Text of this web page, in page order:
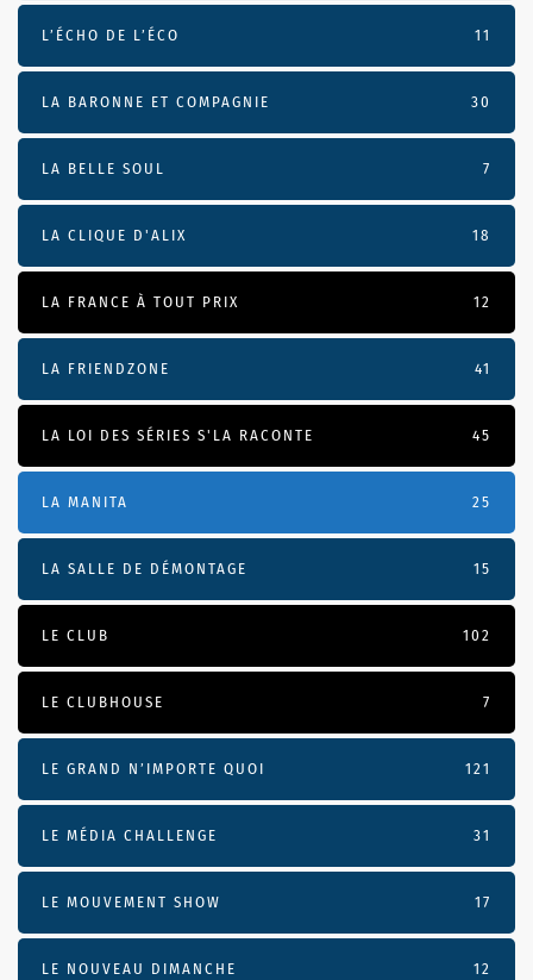
L’ÉCHO DE L’ÉCO 11
LA BARONNE ET COMPAGNIE 30
LA BELLE SOUL 7
LA CLIQUE D'ALIX 18
LA FRANCE À TOUT PRIX 12
LA FRIENDZONE 41
LA LOI DES SÉRIES S'LA RACONTE 45
LA MANITA 25
LA SALLE DE DÉMONTAGE 15
LE CLUB 102
LE CLUBHOUSE 7
LE GRAND N’IMPORTE QUOI 121
LE MÉDIA CHALLENGE 31
LE MOUVEMENT SHOW 17
LE NOUVEAU DIMANCHE 12